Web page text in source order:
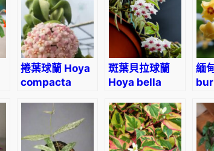
捲葉球蘭 Hoya
compacta
‘regalis’
斑葉貝拉球蘭
Hoya bella
緬